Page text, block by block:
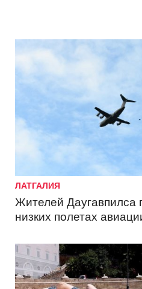
ЛАТГАЛИЯ
Жителей Даугавпилса
низких полетах